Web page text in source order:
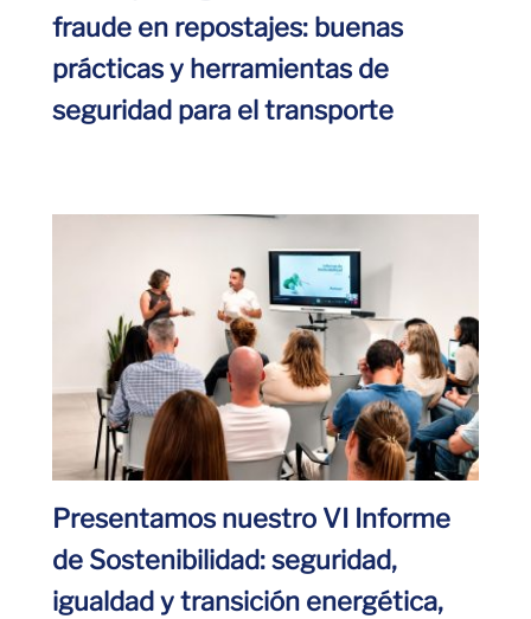
fraude en repostajes: buenas
prácticas y herramientas de
seguridad para el transporte
Presentamos nuestro VI Informe
de Sostenibilidad: seguridad,
igualdad y transición energética,